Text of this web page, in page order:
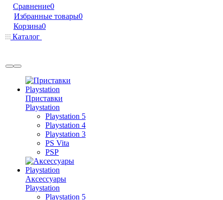
Сравнение0
Избранные товары0
Корзина0
Каталог
Приставки
Playstation
Playstation 5
Playstation 4
Playstation 3
PS Vita
PSP
Аксессуары
Playstation
Playstation 5